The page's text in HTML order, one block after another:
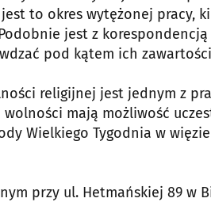
to okres wytężonej pracy,
jest z
pod kątem ich
religijnej jest jednym z
mają możliwość
Wielkiego Tygodnia w
przy ul. Hetmańskiej 89 w